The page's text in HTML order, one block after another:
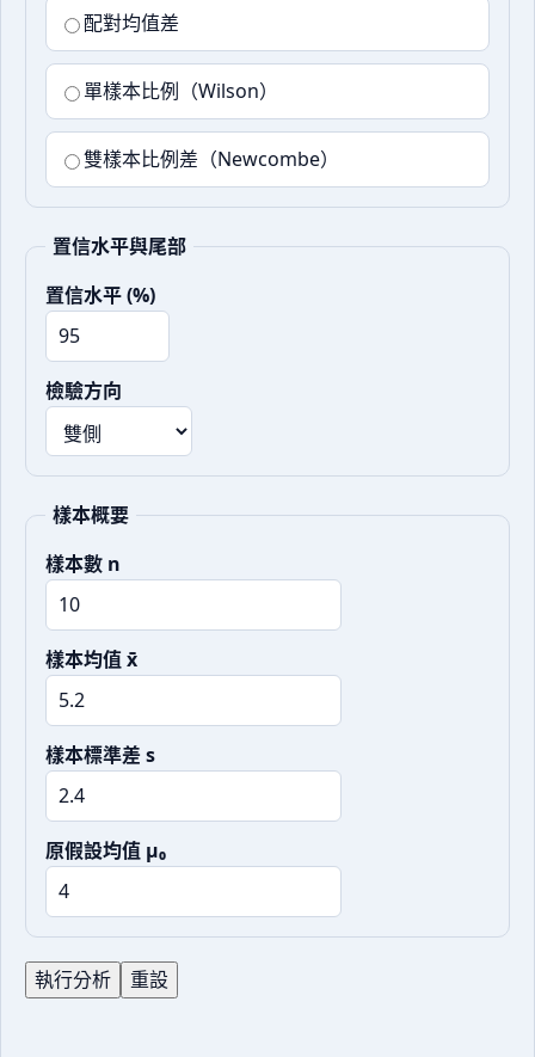
配對均值差
單樣本比例（Wilson）
雙樣本比例差（Newcombe）
置信水平與尾部
置信水平 (%)
檢驗方向
樣本概要
樣本數 n
樣本均值 x̄
樣本標準差 s
原假設均值 μ₀
執行分析 重設